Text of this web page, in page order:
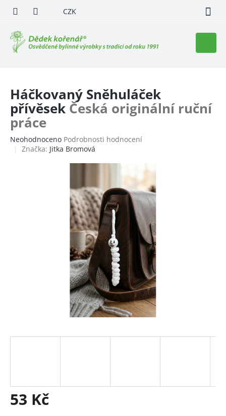
obsah
CZK
košík
Háčkovaný Sněhuláček
přívěsek Česká originální ruční
práce
Průměrné
hodnocení
Neohodnoceno Podrobnosti hodnocení
Značka: Jitka Bromová
53 Kč